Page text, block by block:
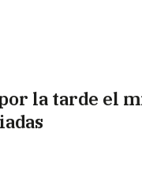
la tarde el